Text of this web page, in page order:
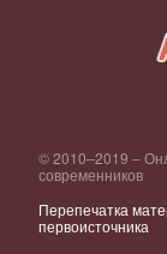
© 2010–2019 –
современников
Перепечатка
первоисточника